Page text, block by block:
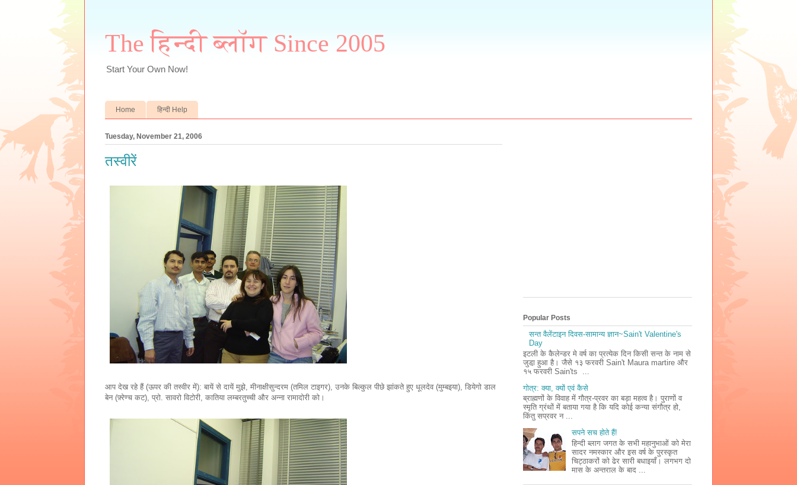
The हिन्दी ब्लॉग Since 2005
Start Your Own Now!
Home हिन्दी Help
Tuesday, November 21, 2006
तस्वीरें
आप देख रहे हैं (ऊपर की तस्वीर में): बायें से दायें मुझे, मीनाक्षीसुन्दरम (तमिल टाइगर), उनके बिल्कुल पीछे झांकते हुए धूलदेव (मुम्बइया), डियेगो डाल
बेन (फ़्रेण्च कट), प्रो. सावरो विटोरी, कातिया लम्बरतुच्ची और अन्ना रामादोरी को।
Popular Posts
सन्त वैलेंटाइन दिवस-सामान्य ज्ञान~Sain't Valentine's
Day
इटली के कैलेन्डर मे वर्ष का प्रत्येक दिन किसी सन्त के नाम से
जुडा़ हुआ है। जैसे १३ फरवरी Sain't Maura martire और
१५ फरवरी Sain'ts ...
गोत्र: क्या, क्यों एवं कैसे
ब्राह्मणों के विवाह में गौत्र-प्रवर का बड़ा महत्व है। पुराणों व
स्मृति ग्रंथों में बताया गया है कि यदि कोई कन्या संगौत्र हो,
किंतु सप्रवर न ...
सपने सच होते हैं!
हिन्दी ब्लाग जगत के सभी महानुभाओं को मेरा
सादर नमस्कार और इस वर्ष के पुरस्कृत
चिट्ठाकरों को ढेर सारी बधाइयाँ। लगभग दो
मास के अन्तराल के बाद ...